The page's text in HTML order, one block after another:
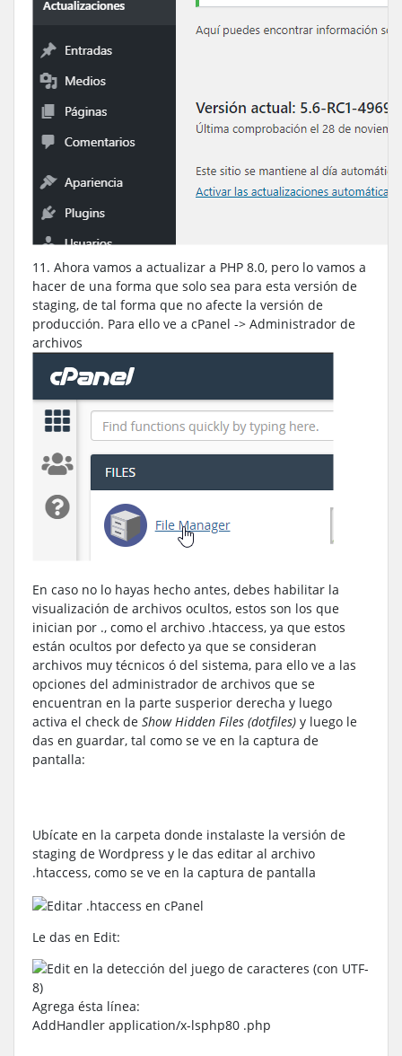
11. Ahora vamos a actualizar a PHP 8.0, pero lo vamos a
hacer de una forma que solo sea para esta versión de
staging, de tal forma que no afecte la versión de
producción. Para ello ve a cPanel -> Administrador de
archivos
En caso no lo hayas hecho antes, debes habilitar la
visualización de archivos ocultos, estos son los que
inician por ., como el archivo .htaccess, ya que estos
están ocultos por defecto ya que se consideran
archivos muy técnicos ó del sistema, para ello ve a las
opciones del administrador de archivos que se
encuentran en la parte susperior derecha y luego
activa el check de Show Hidden Files (dotfiles) y luego le
das en guardar, tal como se ve en la captura de
pantalla:
Ubícate en la carpeta donde instalaste la versión de
staging de Wordpress y le das editar al archivo
.htaccess, como se ve en la captura de pantalla
Le das en Edit:
Agrega ésta línea:
AddHandler application/x-lsphp80 .php